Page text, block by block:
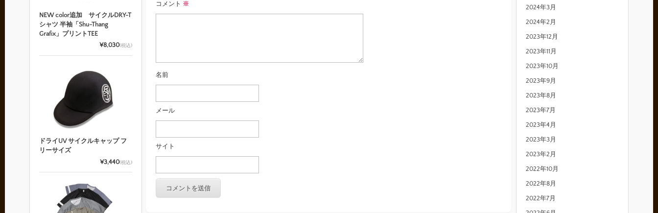
コメント ※
名前
メール
サイト
2024年3月
2024年2月
2023年12月
2023年11月
2023年10月
2023年9月
2023年8月
2023年7月
2023年4月
2023年3月
2023年2月
2022年10月
2022年8月
2022年7月
NEW color追加 サイクルDRY-T
シャツ 半袖「Shu-Thang
Grafix」プリントTEE
¥8,030(税込)
ドライUV サイクルキャップ フ
リーサイズ
¥3,440(税込)